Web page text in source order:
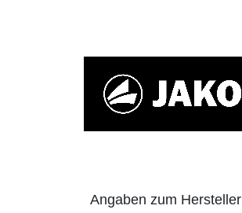
Angaben zum Hersteller